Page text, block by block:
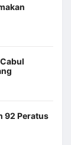
92 Peratus